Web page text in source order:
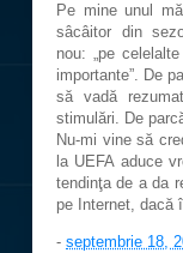
Pe mine unul
sâcâitor din
nou: „pe
importante”. De
să vadă
stimulări. De
Nu-mi vine să
la UEFA aduce
tendinţa de a da
pe Internet, dacă
- septembrie 18,